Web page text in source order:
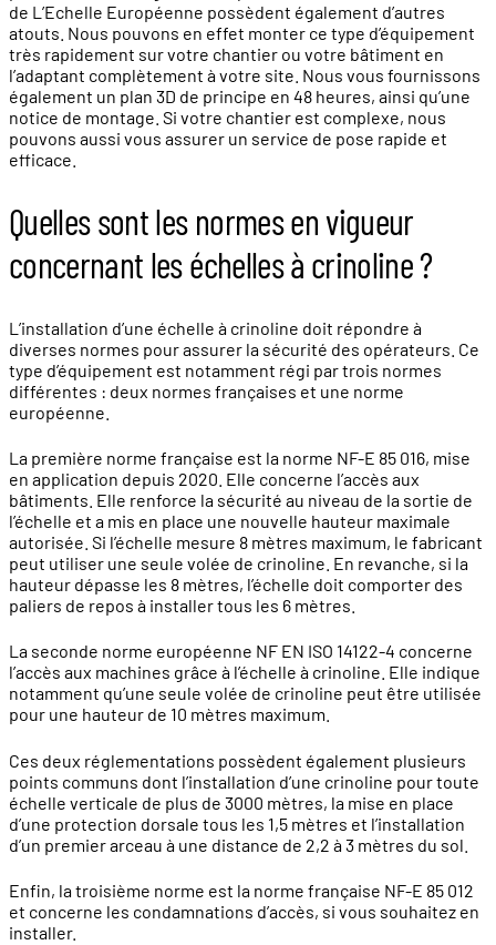
de L’Echelle Européenne possèdent également d’autres
atouts. Nous pouvons en effet monter ce type d’équipement
très rapidement sur votre chantier ou votre bâtiment en
l’adaptant complètement à votre site. Nous vous fournissons
également un plan 3D de principe en 48 heures, ainsi qu’une
notice de montage. Si votre chantier est complexe, nous
pouvons aussi vous assurer un service de pose rapide et
efficace.
Quelles sont les normes en vigueur
concernant les échelles à crinoline ?
L’installation d’une échelle à crinoline doit répondre à
diverses normes pour assurer la sécurité des opérateurs. Ce
type d’équipement est notamment régi par trois normes
différentes : deux normes françaises et une norme
européenne.
La première norme française est la norme NF-E 85 016, mise
en application depuis 2020. Elle concerne l’accès aux
bâtiments. Elle renforce la sécurité au niveau de la sortie de
l’échelle et a mis en place une nouvelle hauteur maximale
autorisée. Si l’échelle mesure 8 mètres maximum, le fabricant
peut utiliser une seule volée de crinoline. En revanche, si la
hauteur dépasse les 8 mètres, l’échelle doit comporter des
paliers de repos à installer tous les 6 mètres.
La seconde norme européenne NF EN ISO 14122-4 concerne
l’accès aux machines grâce à l’échelle à crinoline. Elle indique
notamment qu’une seule volée de crinoline peut être utilisée
pour une hauteur de 10 mètres maximum.
Ces deux réglementations possèdent également plusieurs
points communs dont l’installation d’une crinoline pour toute
échelle verticale de plus de 3000 mètres, la mise en place
d’une protection dorsale tous les 1,5 mètres et l’installation
d’un premier arceau à une distance de 2,2 à 3 mètres du sol.
Enfin, la troisième norme est la norme française NF-E 85 012
et concerne les condamnations d’accès, si vous souhaitez en
installer.